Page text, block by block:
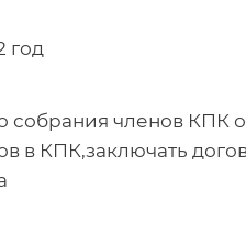
год
членов КПК от
в КПК,заключать